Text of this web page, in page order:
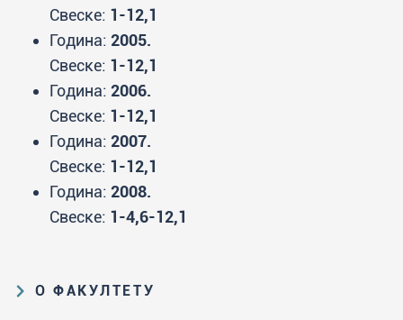
О ФАКУЛТЕТУ
Свеске: 1-12,1
Година: 2005.
Свеске: 1-12,1
Година: 2006.
Свеске: 1-12,1
Година: 2007.
Свеске: 1-12,1
Година: 2008.
Свеске: 1-4,6-12,1